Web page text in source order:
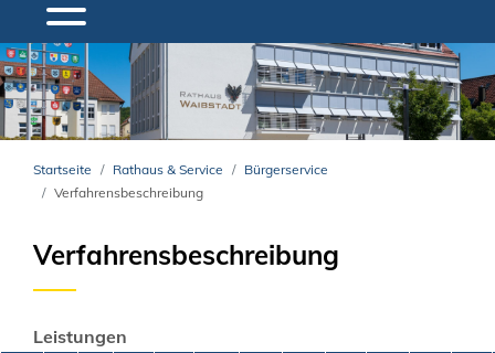
Startseite Rathaus & Service
Bürgerservice
Verfahrensbeschreibung
Verfahrensbeschreibung
Leistungen